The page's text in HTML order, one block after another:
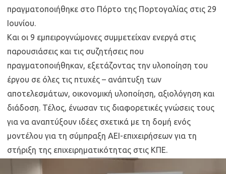
πραγματοποιήθηκε στο Πόρτο της Πορτογαλίας στις 29
Ιουνίου.
Και οι 9 εμπειρογνώμονες συμμετείχαν ενεργά στις
παρουσιάσεις και τις συζητήσεις που
πραγματοποιήθηκαν, εξετάζοντας την υλοποίηση του
έργου σε όλες τις πτυχές – ανάπτυξη των
αποτελεσμάτων, οικονομική υλοποίηση, αξιολόγηση και
διάδοση. Τέλος, ένωσαν τις διαφορετικές γνώσεις τους
για να αναπτύξουν ιδέες σχετικά με τη δομή ενός
μοντέλου για τη σύμπραξη ΑΕΙ-επιχειρήσεων για τη
στήριξη της επιχειρηματικότητας στις ΚΠΕ.